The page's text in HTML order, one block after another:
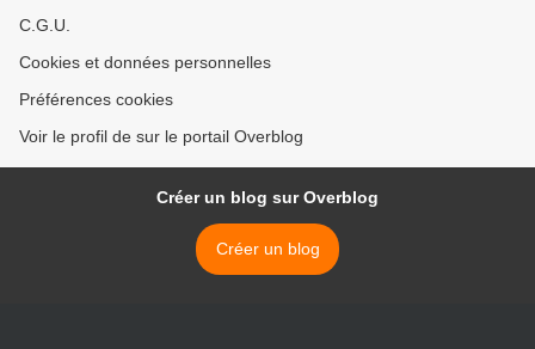
C.G.U.
Cookies et données personnelles
Préférences cookies
Voir le profil de sur le portail Overblog
Créer un blog sur Overblog
Créer un blog